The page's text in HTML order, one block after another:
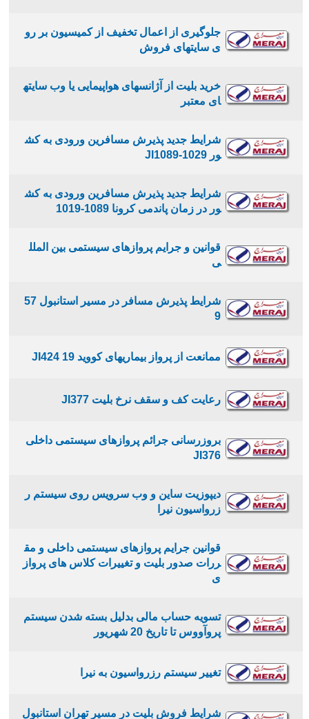
جلوگیری از اعمال تخفیف از کمیسیون بر رو
ی سایتهای فروش
خرید بلیت از آژانسهای هواپیمایی یا وب سایته
ای معتبر
شرایط جدید پذیرش مسافرین ورودی به کش
ور JI1089-1029
شرایط جدید پذیرش مسافرین ورودی به کش
ور در زمان پاندمی کرونا 1089-1019
قوانین و جرایم پروازهای سیستمی بین الملل
ی
شرايط پذيرش مسافر در مسير استانبول 57
9
ممانعت از پرواز بیماریهای کووید 19 JI424
رعایت کف و سقف نرخ بلیت JI377
بروزرسانی جرائم پروازهای سیستمی داخلی
JI376
دیپوزیت ساین و وب سرویس روی سیستم ر
زرواسیون نیرا
قوانین جرایم پروازهای سیستمی داخلی و مق
ررات صدور بلیت و تغییرات کلاس های پرواز
ی
تسویه حساب مالی بدلیل بسته شدن سیستم
پروآووس تا تاریخ 20 شهریور
تغییر سیستم رزرواسیون به نیرا
شرایط فروش بلیت در مسیر تهران استانبول